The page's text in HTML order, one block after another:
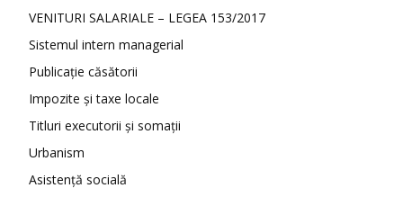
VENITURI SALARIALE – LEGEA 153/2017
Sistemul intern managerial
Publicație căsătorii
Impozite și taxe locale
Titluri executorii și somații
Urbanism
Asistență socială